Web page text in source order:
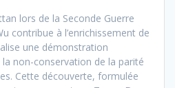
lors de la Seconde Guerre
contribue à l’enrichissement de
une démonstration
non-conservation de la parité
Cette découverte, formulée